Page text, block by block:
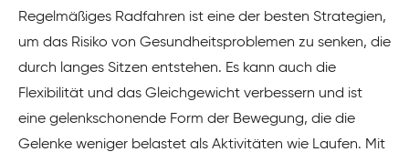
Regelmäßiges Radfahren ist eine der besten Strategien,
um das Risiko von Gesundheitsproblemen zu senken, die
durch langes Sitzen entstehen. Es kann auch die
Flexibilität und das Gleichgewicht verbessern und ist
eine gelenkschonende Form der Bewegung, die die
Gelenke weniger belastet als Aktivitäten wie Laufen. Mit